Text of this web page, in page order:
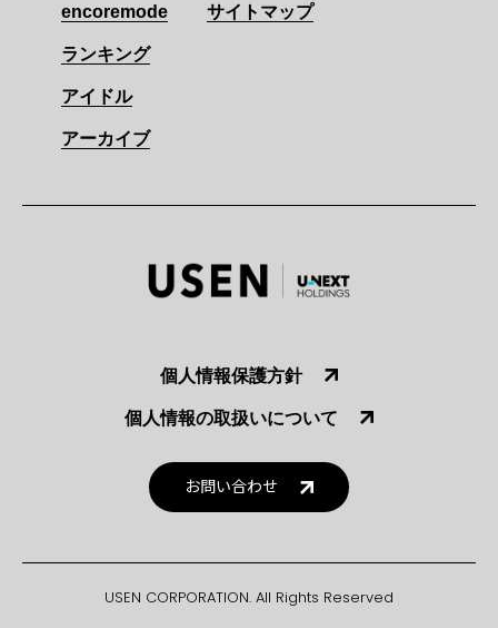
encoremode
ランキング
アイドル
アーカイブ
サイトマップ
個人情報保護方針
個人情報の取扱いについて
お問い合わせ
USEN CORPORATION. All Rights Reserved